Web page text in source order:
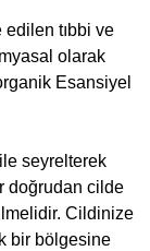
edilen tıbbi ve
olarak
Esansiyel
ile seyrelterek
doğrudan cilde
Cildinize
bir bölgesine